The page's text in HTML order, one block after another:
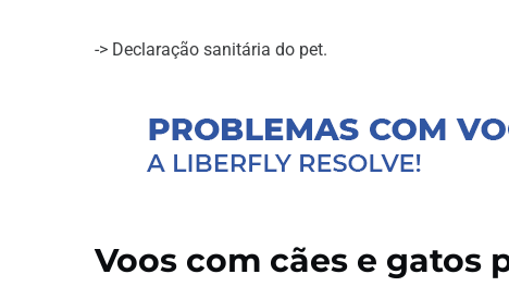
-> Declaração sanitária do pet.
Voos com cães e gatos